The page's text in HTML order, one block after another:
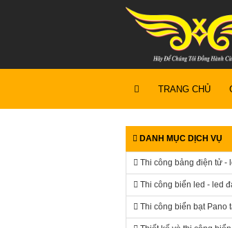
TRANG CHỦ
DANH MỤC DỊCH VỤ
Thi công bảng điện tử -
Thi công biển led - led
Thi công biển bạt Pano